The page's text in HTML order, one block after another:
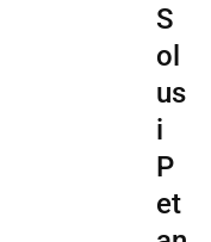
S
ol
us
i
P
et